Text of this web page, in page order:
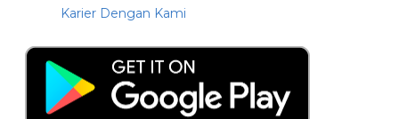
Karier Dengan Kami